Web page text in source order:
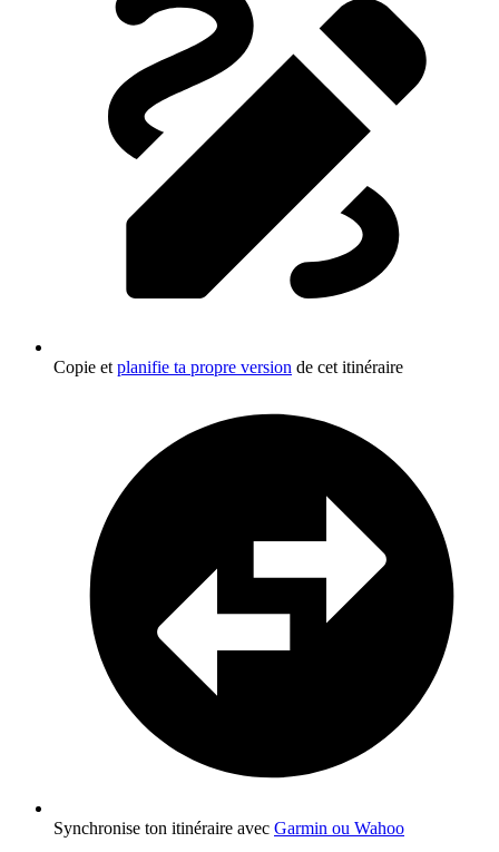
Copie et planifie ta propre version de cet itinéraire
Synchronise ton itinéraire avec Garmin ou Wahoo